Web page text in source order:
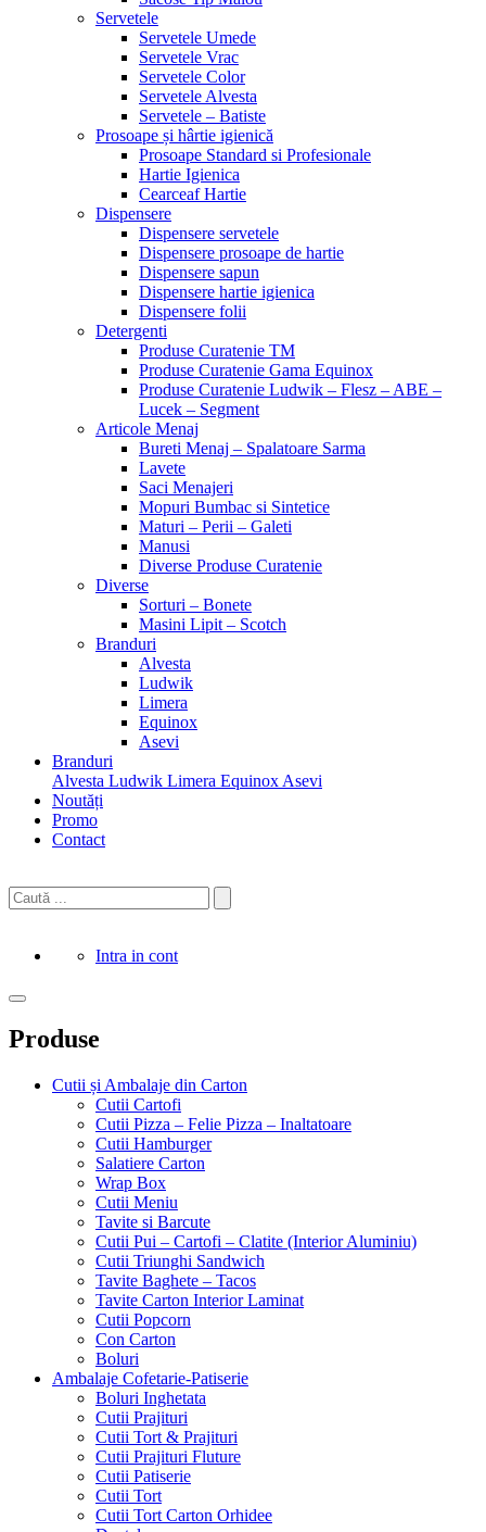
Servetele
Servetele Umede
Servetele Vrac
Servetele Color
Servetele Alvesta
Servetele – Batiste
Prosoape și hârtie igienică
Prosoape Standard si Profesionale
Hartie Igienica
Cearceaf Hartie
Dispensere
Dispensere servetele
Dispensere prosoape de hartie
Dispensere sapun
Dispensere hartie igienica
Dispensere folii
Detergenti
Produse Curatenie TM
Produse Curatenie Gama Equinox
Produse Curatenie Ludwik – Flesz – ABE –
Lucek – Segment
Articole Menaj
Bureti Menaj – Spalatoare Sarma
Lavete
Saci Menajeri
Mopuri Bumbac si Sintetice
Maturi – Perii – Galeti
Manusi
Diverse Produse Curatenie
Diverse
Sorturi – Bonete
Masini Lipit – Scotch
Branduri
Alvesta
Ludwik
Limera
Equinox
Asevi
Branduri
Alvesta Ludwik Limera Equinox Asevi
Noutăți
Promo
Contact
Intra in cont
Produse
Cutii și Ambalaje din Carton
Cutii Cartofi
Cutii Pizza – Felie Pizza – Inaltatoare
Cutii Hamburger
Salatiere Carton
Wrap Box
Cutii Meniu
Tavite si Barcute
Cutii Pui – Cartofi – Clatite (Interior Aluminiu)
Cutii Triunghi Sandwich
Tavite Baghete – Tacos
Tavite Carton Interior Laminat
Cutii Popcorn
Con Carton
Boluri
Ambalaje Cofetarie-Patiserie
Boluri Inghetata
Cutii Prajituri
Cutii Tort & Prajituri
Cutii Prajituri Fluture
Cutii Patiserie
Cutii Tort
Cutii Tort Carton Orhidee